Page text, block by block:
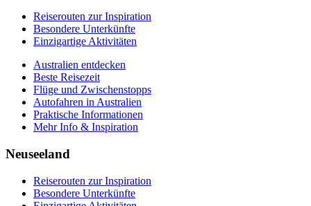
Reiserouten zur Inspiration
Besondere Unterkünfte
Einzigartige Aktivitäten
Australien entdecken
Beste Reisezeit
Flüge und Zwischenstopps
Autofahren in Australien
Praktische Informationen
Mehr Info & Inspiration
Neuseeland
Reiserouten zur Inspiration
Besondere Unterkünfte